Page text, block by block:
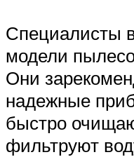
Специалисты
модели
Они
надежные
быстро
фильтруют